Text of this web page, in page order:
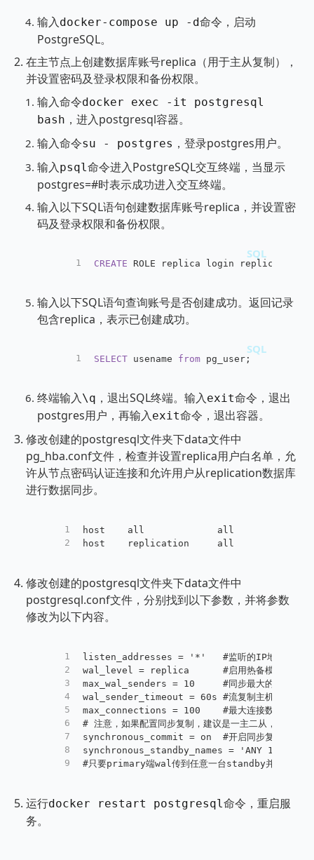
输入docker-compose up -d命令，启动
PostgreSQL。
在主节点上创建数据库账号replica（用于主从复制），
并设置密码及登录权限和备份权限。
输入命令docker exec -it postgresql
bash ，进入postgresql容器。
输入命令su - postgres ，登录postgres用户。
输入psql 命令进入PostgreSQL交互终端，当显示
postgres=#时表示成功进入交互终端。
输入以下SQL语句创建数据库账号replica，并设置密
码及登录权限和备份权限。
1 CREATE ROLE replica login replication
输入以下SQL语句查询账号是否创建成功。返回记录
包含replica，表示已创建成功。
1 SELECT usename from pg_user;
终端输入\q ，退出SQL终端。输入exit命令，退出
postgres用户，再输入exit命令，退出容器。
修改创建的postgresql文件夹下data文件中
pg_hba.conf文件，检查并设置replica用户白名单，允
许从节点密码认证连接和允许用户从replication数据库
进行数据同步。
1
2
host    all             all             all
host    replication     all             all
修改创建的postgresql文件夹下data文件中
postgresql.conf文件，分别找到以下参数，并将参数
修改为以下内容。
1
2
3
4
5
6
7
8
9
listen_addresses = '*'   #监听的IP地址
wal_level = replica      #启用热备模式
max_wal_senders = 10     #同步最大的进程数量
wal_sender_timeout = 60s #流复制主机发送数据
max_connections = 100    #最大连接数，从库的
# 注意，如果配置同步复制，建议是一主二从，防止从
synchronous_commit = on  #开启同步复制
synchronous_standby_names = 'ANY 1
#只要primary端wal传到任意一台standby并
运行docker restart postgresql命令，重启服
务。